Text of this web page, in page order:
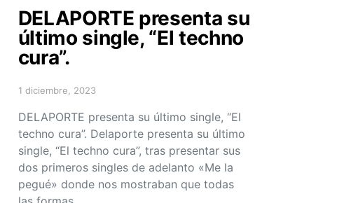
DELAPORTE presenta su
último single, “El techno
cura”.
Posted on
1 diciembre, 2023
DELAPORTE presenta su último single, “El
techno cura”. Delaporte presenta su último
single, “El techno cura”, tras presentar sus
dos primeros singles de adelanto «Me la
pegué» donde nos mostraban que todas